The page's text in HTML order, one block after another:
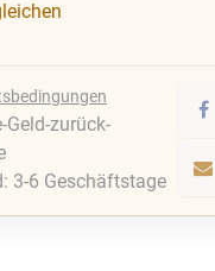
Geld-zurück-
3-6 Geschäftstage